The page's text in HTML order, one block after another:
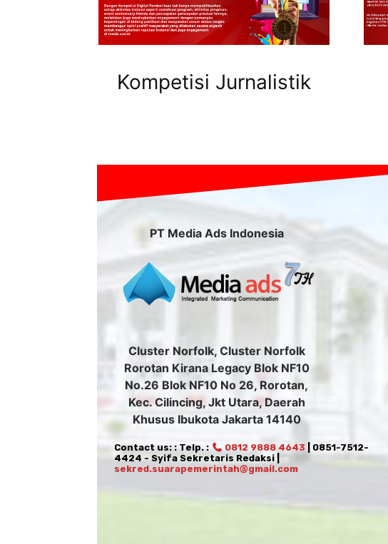
Kompetisi Jurnalistik
PT Media Ads Indonesia
Cluster Norfolk, Cluster Norfolk
Rorotan Kirana Legacy Blok NF10
No.26 Blok NF10 No 26, Rorotan,
Kec. Cilincing, Jkt Utara, Daerah
Khusus Ibukota Jakarta 14140
Contact us: : Telp. : 0812 9888 4643 | 0851-7512-
4424 - Syifa Sekretaris Redaksi |
sekred.suarapemerintah@gmail.com